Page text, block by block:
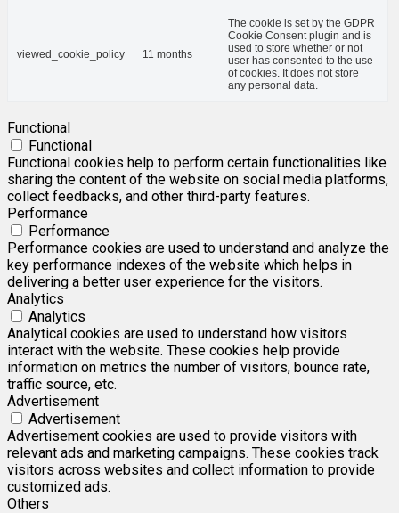
viewed_cookie_policy 11 months
The cookie is set by the GDPR
Cookie Consent plugin and is
used to store whether or not
user has consented to the use
of cookies. It does not store
any personal data.
Functional
Functional
Functional cookies help to perform certain functionalities like
sharing the content of the website on social media platforms,
collect feedbacks, and other third-party features.
Performance
Performance
Performance cookies are used to understand and analyze the
key performance indexes of the website which helps in
delivering a better user experience for the visitors.
Analytics
Analytics
Analytical cookies are used to understand how visitors
interact with the website. These cookies help provide
information on metrics the number of visitors, bounce rate,
traffic source, etc.
Advertisement
Advertisement
Advertisement cookies are used to provide visitors with
relevant ads and marketing campaigns. These cookies track
visitors across websites and collect information to provide
customized ads.
Others